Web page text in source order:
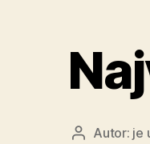
AutorAutor: je